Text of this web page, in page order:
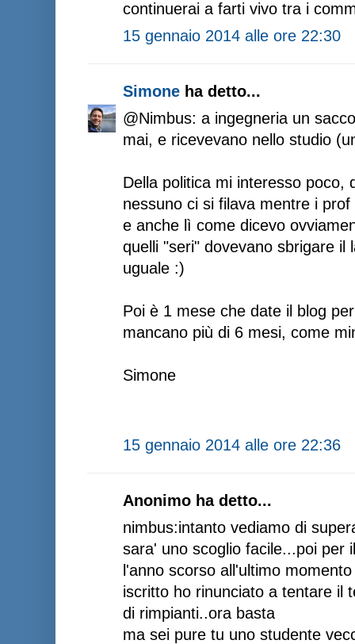
continuerai a farti vivo tra i
15 gennaio 2014 alle ore 22:30
Simone ha detto...
@Nimbus: a ingegneria un
mai, e ricevevano nello studio
Della politica mi interesso poco,
nessuno ci si filava mentre i
e anche lì come dicevo
quelli "seri" dovevano sbrigare il
uguale :)
Poi è 1 mese che date il blog
mancano più di 6 mesi, come
Simone
15 gennaio 2014 alle ore 22:36
Anonimo ha detto...
nimbus:intanto vediamo di
sara' uno scoglio facile...poi per
l'anno scorso all'ultimo
iscritto ho rinunciato a tentare il
di rimpianti..ora basta
ma sei pure tu uno studente